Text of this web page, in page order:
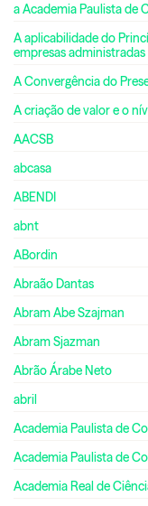
a Academia Paulista de
A aplicabilidade do
empresas
A Convergência do
A criação de valor e o
AACSB
abcasa
ABENDI
abnt
ABordin
Abraão Dantas
Abram Abe Szajman
Abram Sjazman
Abrão Árabe Neto
abril
Academia Paulista de
Academia Paulista de
Academia Real de